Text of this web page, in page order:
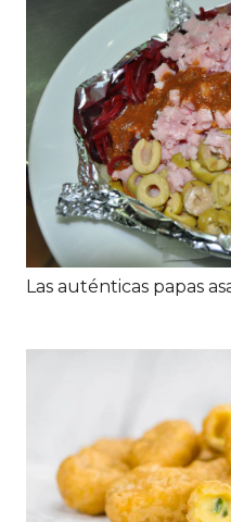
Las auténticas papas